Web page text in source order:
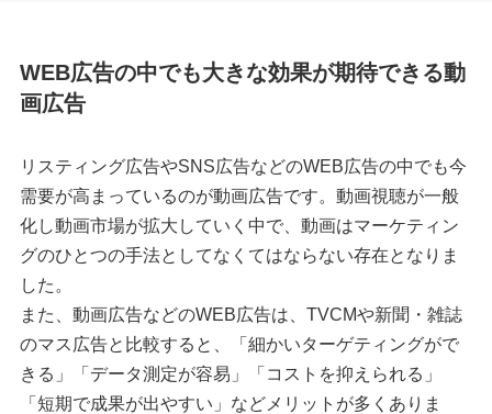
WEB広告の中でも大きな効果が期待できる動
画広告
リスティング広告やSNS広告などのWEB広告の中でも今
需要が高まっているのが動画広告です。動画視聴が一般
化し動画市場が拡大していく中で、動画はマーケティン
グのひとつの手法としてなくてはならない存在となりま
した。
また、動画広告などのWEB広告は、TVCMや新聞・雑誌
のマス広告と比較すると、「細かいターゲティングがで
きる」「データ測定が容易」「コストを抑えられる」
「短期で成果が出やすい」などメリットが多くありま